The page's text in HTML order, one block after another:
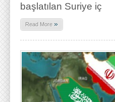
başlatılan Suriye iç
Read More »